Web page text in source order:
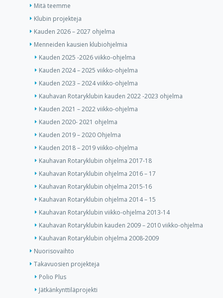
Mitä teemme
Klubin projekteja
Kauden 2026 – 2027 ohjelma
Menneiden kausien klubiohjelmia
Kauden 2025 -2026 viikko-ohjelma
Kauden 2024 – 2025 viikko-ohjelma
Kauden 2023 – 2024 viikko-ohjelma
Kauhavan Rotaryklubin kauden 2022 -2023 ohjelma
Kauden 2021 – 2022 viikko-ohjelma
Kauden 2020- 2021 ohjelma
Kauden 2019 – 2020 Ohjelma
Kauden 2018 – 2019 viikko-ohjelma
Kauhavan Rotaryklubin ohjelma 2017-18
Kauhavan Rotaryklubin ohjelma 2016 – 17
Kauhavan Rotaryklubin ohjelma 2015-16
Kauhavan Rotaryklubin ohjelma 2014 – 15
Kauhavan Rotaryklubin viikko-ohjelma 2013-14
Kauhavan Rotaryklubin kauden 2009 – 2010 viikko-ohjelma
Kauhavan Rotaryklubin ohjelma 2008-2009
Nuorisovaihto
Takavuosien projekteja
Polio Plus
Jätkänkynttiläprojekti